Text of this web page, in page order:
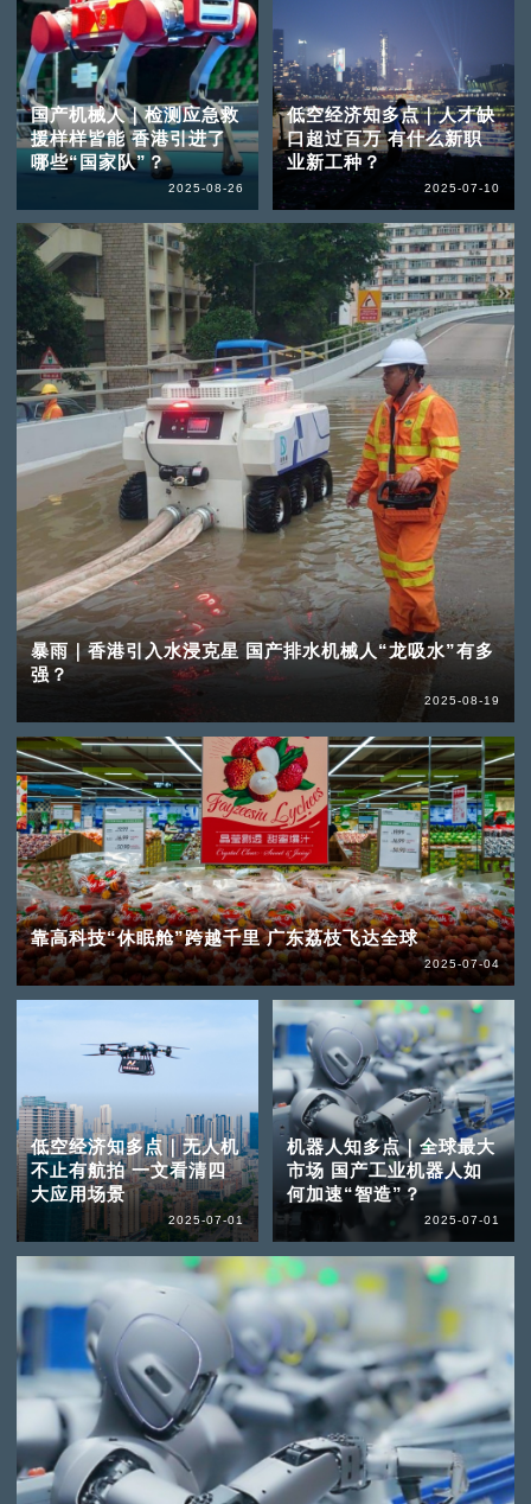
国产机械人｜检测应急救
援样样皆能 香港引进了
哪些“国家队”？
2025-08-26
暴雨｜香港引入水浸克星 国产排水机械人“龙吸水”有多
强？
2025-08-19
低空经济知多点｜人才缺
口超过百万 有什么新职
业新工种？
2025-07-10
靠高科技“休眠舱”跨越千里 广东荔枝飞达全球
2025-07-04
低空经济知多点｜无人机
不止有航拍 一文看清四
大应用场景
2025-07-01
机器人知多点｜全球最大
市场 国产工业机器人如
何加速“智造”？
2025-07-01